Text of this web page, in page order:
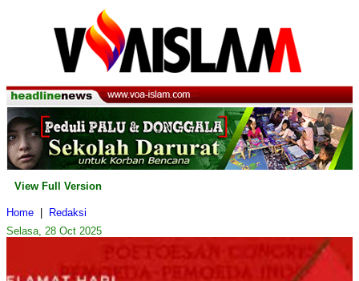
View Full Version
Home
Redaksi
Selasa, 28 Oct 2025